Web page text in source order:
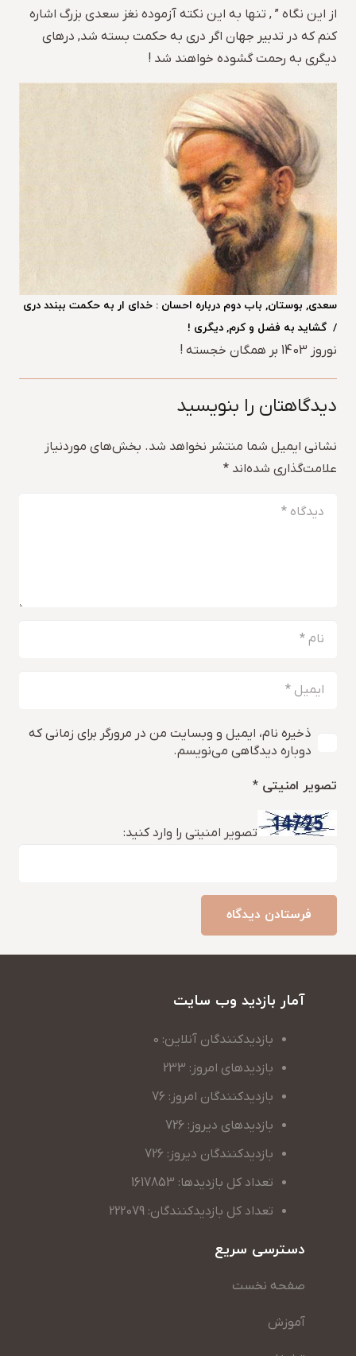
از این نگاه ” , تنها به این نکته آزموده نغز سعدی بزرگ اشاره
کنم که در تدبیر جهان اگر دری به حکمت بسته شد, درهای
دیگری به رحمت گشوده خواهند شد !
سعدی, بوستان, باب دوم درباره احسان : خدای ار به حکمت ببندد دری
/ گشاید به فضل و کرم, دیگری !
نوروز 1403 بر همگان خجسته !
دیدگاهتان را بنویسید
نشانی ایمیل شما منتشر نخواهد شد. بخش‌های موردنیاز
علامت‌گذاری شده‌اند *
ذخیره نام، ایمیل و وبسایت من در مرورگر برای زمانی که
دوباره دیدگاهی می‌نویسم.
تصویر امنیتی *
تصویر امنیتی را وارد کنید:
فرستادن دیدگاه
آمار بازدید وب سایت
بازدیدکنندگان آنلاین: 0
بازدیدهای امروز: 233
بازدیدکنندگان امروز: 76
بازدیدهای دیروز: 726
بازدیدکنندگان دیروز: 726
تعداد کل بازدیدها: 1617853
تعداد کل بازدیدکنندگان: 222079
دسترسی سریع
صفحه نخست
آموزش